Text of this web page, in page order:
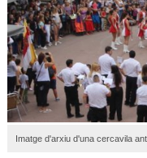
Imatge d'arxiu d'una cercavila